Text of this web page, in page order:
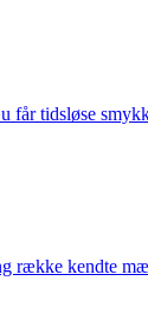
tidsløse
række kendte